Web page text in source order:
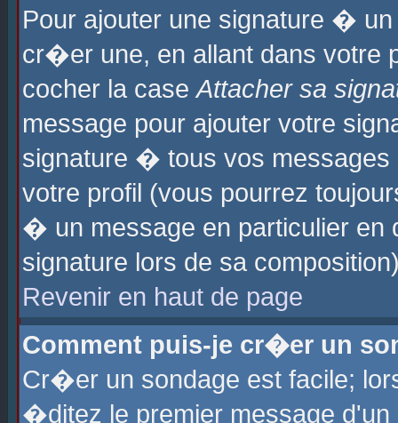
Pour ajouter une signature �
cr�er une, en allant dans
cocher la caseAttacher sa
message pour ajouter votre
signature � tous vos
votre profil (vous pourrez
� un message en particulier
signature lors de sa
Revenir en haut de page
Comment puis-je cr�er un
Cr�er un sondage est facile;
�ditez le premier message